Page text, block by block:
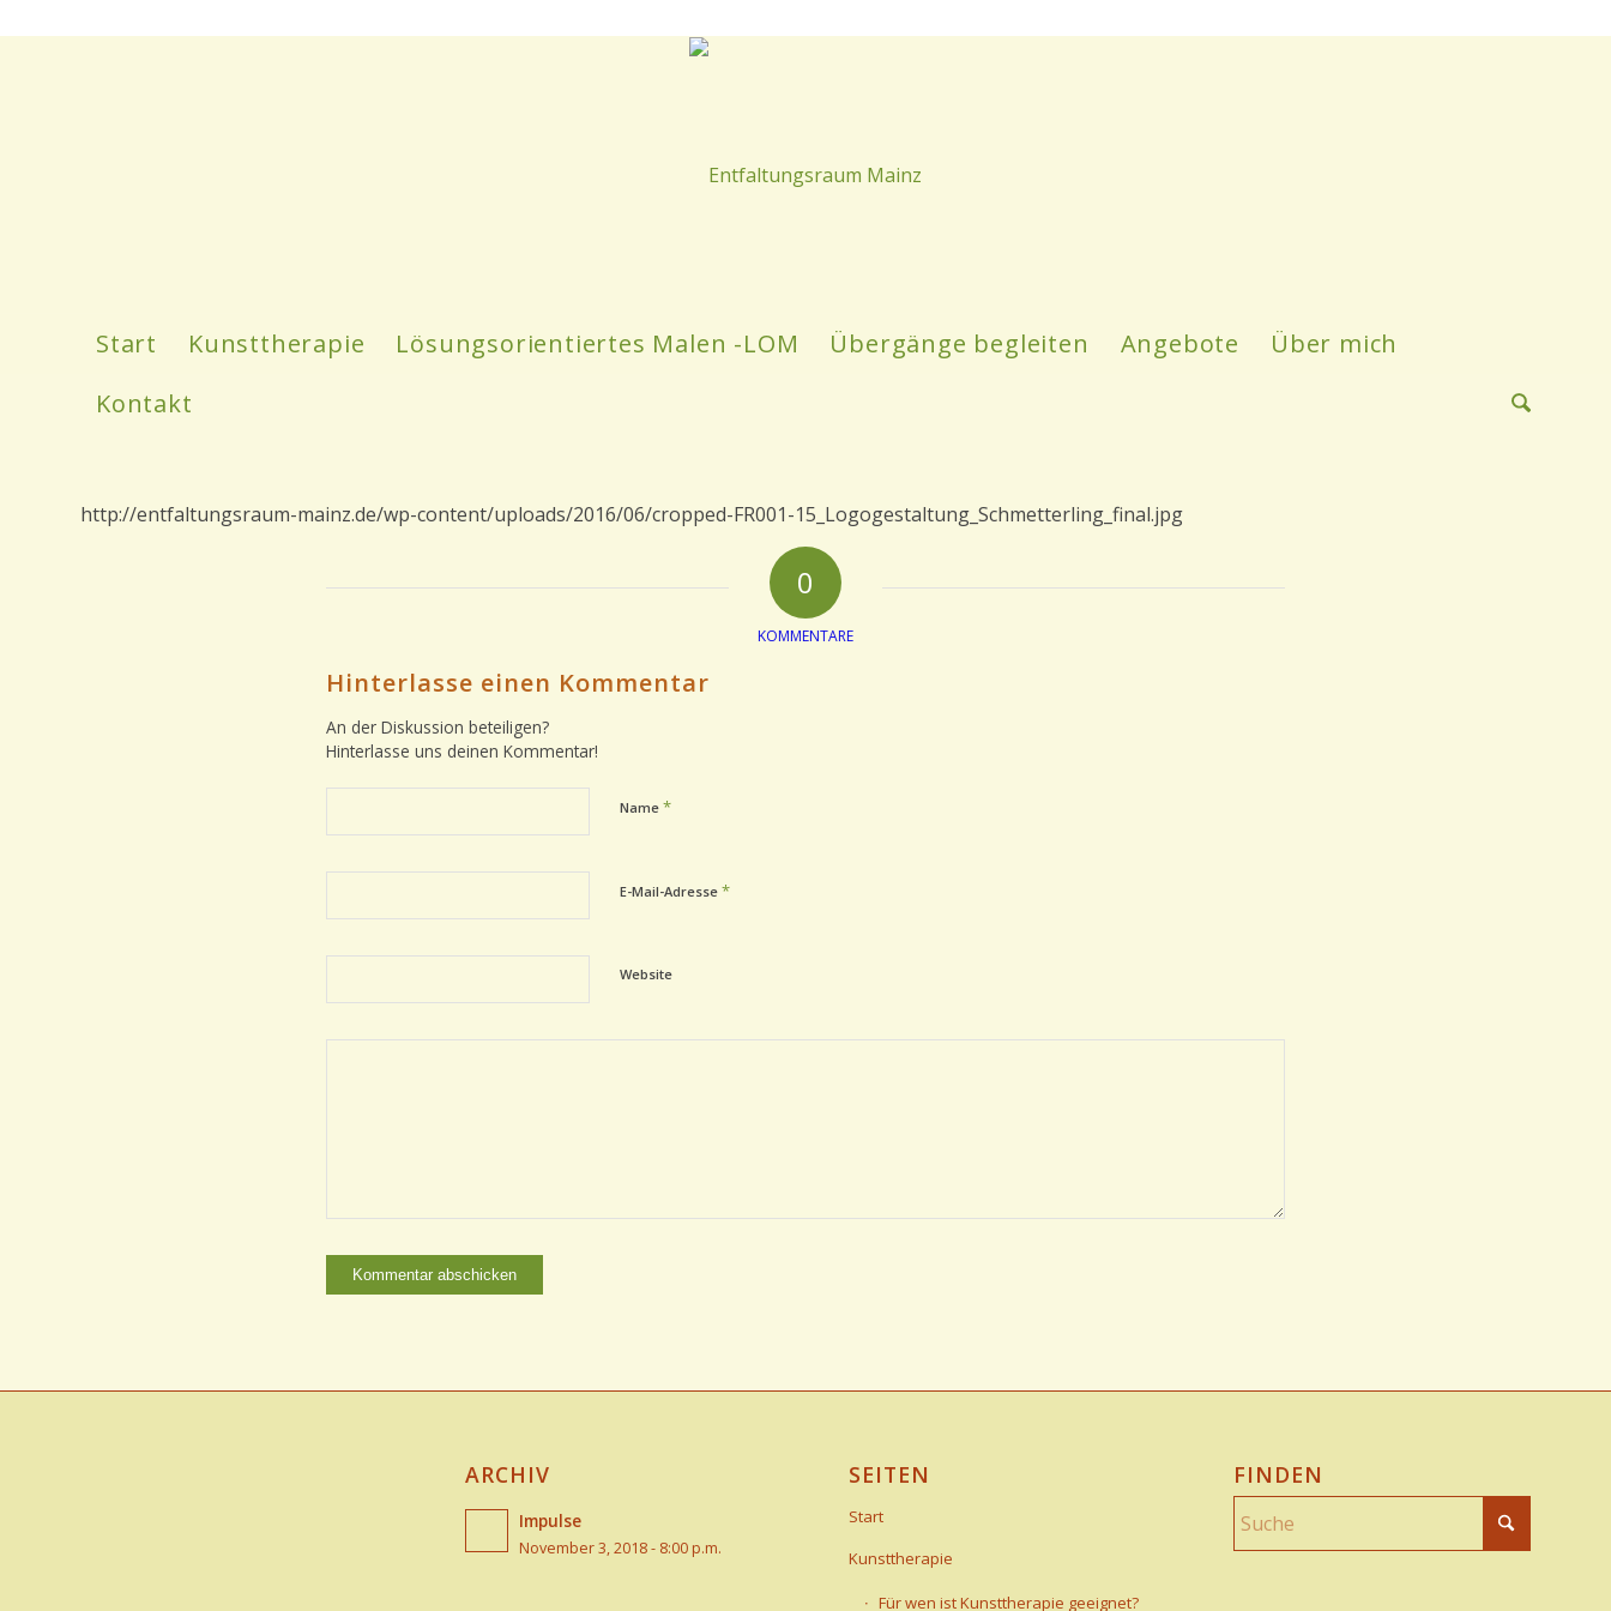
Start Kunsttherapie Lösungsorientiertes Malen -LOM Übergänge begleiten Angebote
Über mich
Kontakt
http://entfaltungsraum-mainz.de/wp-content/uploads/2016/06/cropped-FR001-15_Logogestaltung_Schmetterling_final.jpg
0
KOMMENTARE
Hinterlasse einen Kommentar
An der Diskussion beteiligen?
Hinterlasse uns deinen Kommentar!
Name *
E-Mail-Adresse *
Website
ARCHIV
Impulse
November 3, 2018 - 8:00 p.m.
SEITEN
Start
Kunsttherapie
Für wen ist Kunsttherapie geeignet?
FINDEN